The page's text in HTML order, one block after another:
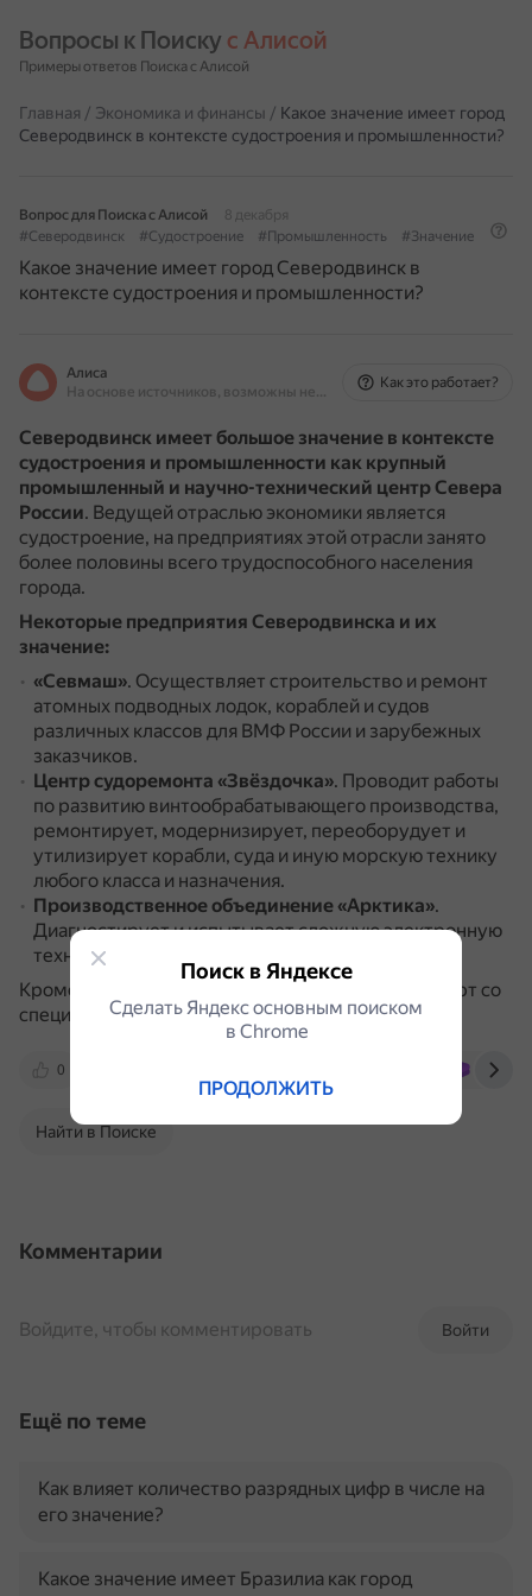
Вопросы к Поиску с Алисой
Примеры ответов Поиска с Алисой
Главная / Экономика и финансы / Какое значение имеет город
Северодвинск в контексте судостроения и промышленности?
Вопрос для Поиска с Алисой
8 декабря
#Северодвинск
#Судостроение #Промышленность #Значение
Какое значение имеет город Северодвинск в
контексте судостроения и промышленности?
Алиса
На основе источников, возможны неточности
Как это работает?
Северодвинск имеет большое значение в контексте
судостроения и промышленности как крупный
промышленный и научно-технический центр Севера
России. Ведущей отраслью экономики является
судостроение, на предприятиях этой отрасли занято
более половины всего трудоспособного населения
города.
Некоторые предприятия Северодвинска и их
значение:
«Севмаш». Осуществляет строительство и ремонт
атомных подводных лодок, кораблей и судов
различных классов для ВМФ России и зарубежных
заказчиков.
Центр судоремонта «Звёздочка». Проводит работы
по развитию винтообрабатывающего производства,
ремонтирует, модернизирует, переоборудует и
утилизирует корабли, суда и иную морскую технику
любого класса и назначения.
Производственное объединение «Арктика».
Диагностирует и испытывает сложную электронную
технику.
Кроме того, в городе функционирует военный порт со
специализированными причалами.
0
Найти в Поиске
Комментарии
Войти
Войдите, чтобы комментировать
Ещё по теме
Как влияет количество разрядных цифр в числе на
его значение?
Какое значение имеет Бразилиа как город
Поиск в Яндексе
Сделать Яндекс основным поиском
в Сhrome
ПРОДОЛЖИТЬ